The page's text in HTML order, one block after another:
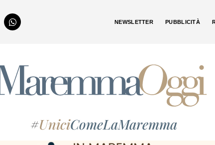
NEWSLETTER PUBBLICITÀ
#UniciComeLaMaremma